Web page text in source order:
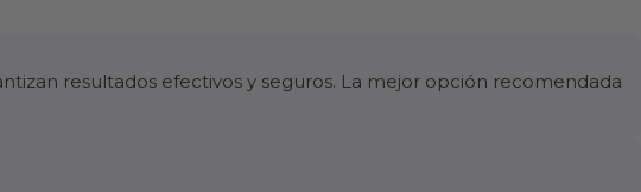
resultados efectivos y seguros. La mejor opción recomendada